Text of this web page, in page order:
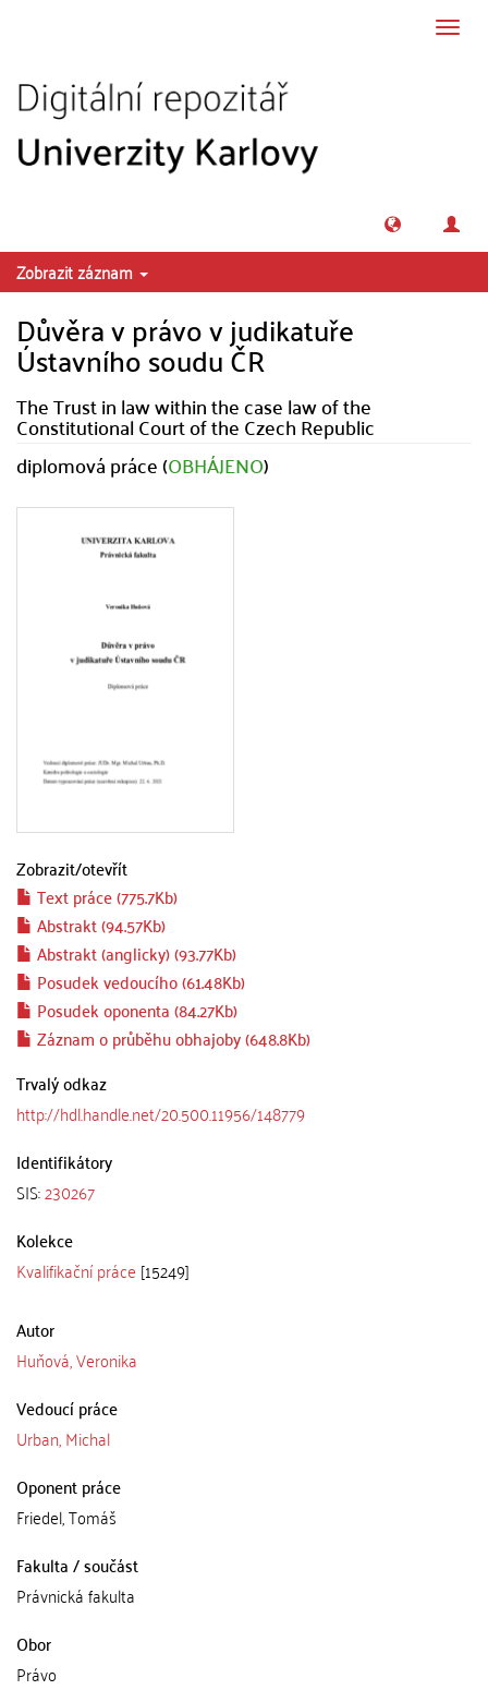
Zobrazit záznam
Důvěra v právo v judikatuře
Ústavního soudu ČR
The Trust in law within the case law of the
Constitutional Court of the Czech Republic
diplomová práce (OBHÁJENO)
Zobrazit/otevřít
Text práce (775.7Kb)
Abstrakt (94.57Kb)
Abstrakt (anglicky) (93.77Kb)
Posudek vedoucího (61.48Kb)
Posudek oponenta (84.27Kb)
Záznam o průběhu obhajoby (648.8Kb)
Trvalý odkaz
http://hdl.handle.net/20.500.11956/148779
Identifikátory
SIS:230267
Kolekce
Kvalifikační práce [15249]
Autor
Huňová, Veronika
Vedoucí práce
Urban, Michal
Oponent práce
Friedel, Tomáš
Fakulta / součást
Právnická fakulta
Obor
Právo